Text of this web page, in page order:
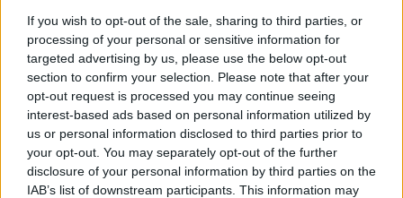
If you wish to opt-out of the sale, sharing to third parties, or
processing of your personal or sensitive information for
targeted advertising by us, please use the below opt-out
section to confirm your selection. Please note that after your
opt-out request is processed you may continue seeing
interest-based ads based on personal information utilized by
us or personal information disclosed to third parties prior to
your opt-out. You may separately opt-out of the further
disclosure of your personal information by third parties on the
IAB’s list of downstream participants. This information may
ΣΎΝΔΕΣΜΟΙ